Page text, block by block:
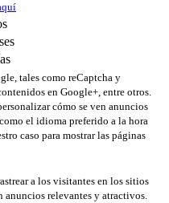
tales como reCaptcha y
en Google+, entre otros.
cómo se ven anuncios
el idioma preferido a la hora
caso para mostrar las páginas
a los visitantes en los sitios
anuncios relevantes y atractivos.